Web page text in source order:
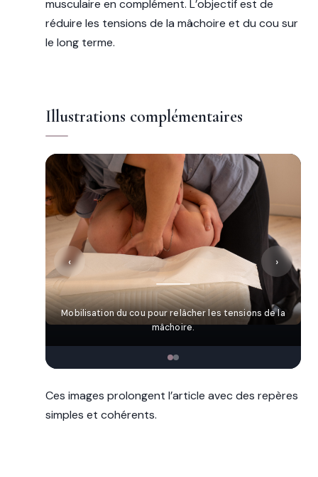
musculaire en complément. L’objectif est de
réduire les tensions de la mâchoire et du cou sur
le long terme.
Illustrations complémentaires
Mobilisation du cou pour relâcher les tensions de la
mâchoire.
‹ ›
Ces images prolongent l’article avec des repères
simples et cohérents.